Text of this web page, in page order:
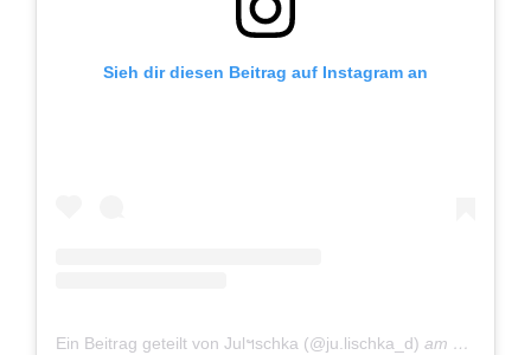
Sieh dir diesen Beitrag auf Instagram an
Ein Beitrag geteilt von Julฯschka (@ju.lischka_d) am Nov 14,